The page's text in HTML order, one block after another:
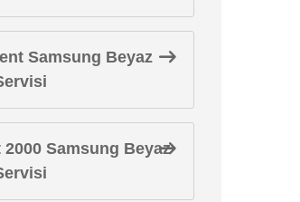
Samsung Beyaz
Samsung Beyaz